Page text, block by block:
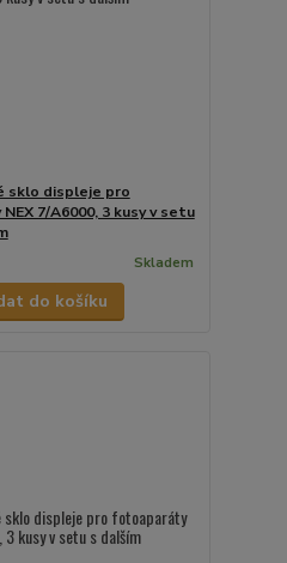
sklo displeje pro
7/A6000, 3 kusy v setu
Skladem
do košíku